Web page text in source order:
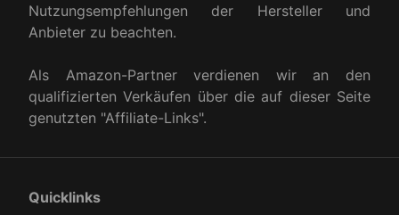
Nutzungsempfehlungen der Hersteller und
Anbieter zu beachten.
Als Amazon-Partner verdienen wir an den
qualifizierten Verkäufen über die auf dieser Seite
genutzten "Affiliate-Links".
Quicklinks